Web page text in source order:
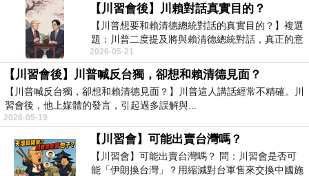
【川習會後】川賴對話真實目的？
【川普想要和賴清德總統對話的真實目的？】複選
題：川普二度提及將與賴清德總統對話，真正的意
思是什麼？A...
2026-05-21
【川習會後】川普喊反台獨，卻想和賴清德見面？
【川普喊反台獨，卻想和賴清德見面？】川普這人講話經常不精確。川
習會後，他上媒體的發言，引起過多誤解與...
2026-05-19
【川習會】可能出賣台灣嗎？
【川習會】可能出賣台灣嗎？ 問：川習會是否可
能「伊朗換台灣」？用縮減對台軍售來交換中國施